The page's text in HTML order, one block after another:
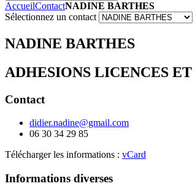
AccueilContactNADINE BARTHES
Sélectionnez un contact
NADINE BARTHES
ADHESIONS LICENCES
Contact
didier.nadine@gmail.com
06 30 34 29 85
Télécharger les informations : vCard
Informations diverses